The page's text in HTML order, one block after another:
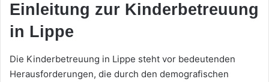
Einleitung zur Kinderbetreuung
in Lippe
Die Kinderbetreuung in Lippe steht vor bedeutenden
Herausforderungen, die durch den demografischen